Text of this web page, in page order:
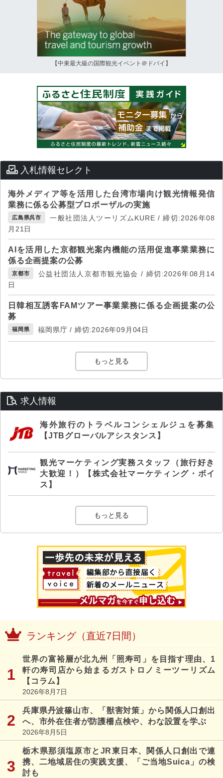
【中東最大級の国際観光イベント＠ドバイ】
入札情報セレクト
海外メディア等を活用した台湾市場向け観光情報発信
業務に係る公募型プロポーザルの実施
広島県呉市
一般社団法人ツーリズムKURE / 締切:2026年08
月21日
AIを活用した京都観光案内機能の活用促進事業業務に
係る企画提案の公募
京都市
公益社団法人京都市観光協会 / 締切:2026年08月14
日
日韓相互誘客FAMツアー事業業務に係る企画提案の公
募
福岡県 福岡県庁 / 締切:2026年09月04日
もっと見る
求人情報
海外旅行のトラベルコンシェルジュを募集
【JTBグローバルアシスタンス】
観光マーケティング実務スタッフ（旅行好き
大歓迎！）【株式会社マーケティング・ボイ
ス】
もっと見る
ランキング（直近7日間）
世界の富裕層が北九州「照寿司」を目指す理由、1
軒の寿司店から始まるガストロノミーツーリズム
【コラム】
2026年8月7日
兵庫県丹波篠山市、「獣害対策」から関係人口創出
へ、市外在住者が防護柵点検や、わな設置を学ぶ
2026年8月5日
栃木県那須塩原市とJR東日本、関係人口創出で連
携、二地域居住の実践支援、「ご当地Suica」の検
討も